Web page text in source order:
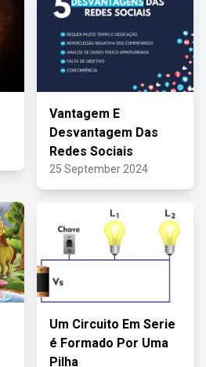
Vantagem E
Desvantagem Das
Redes Sociais
25 September 2024
Um Circuito Em Serie
é Formado Por Uma
Pilha